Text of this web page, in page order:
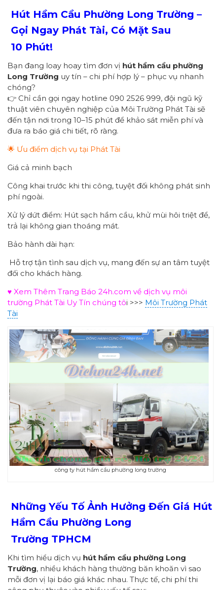
Hút Hầm Cầu Phường Long Trường –
Gọi Ngay Phát Tài, Có Mặt Sau
10 Phút!
Bạn đang loay hoay tìm đơn vị hút hầm cầu phường
Long Trường uy tín – chi phí hợp lý – phục vụ nhanh
chóng?
👉 Chỉ cần gọi ngay hotline 090 2526 999, đội ngũ kỹ
thuật viên chuyên nghiệp của Môi Trường Phát Tài sẽ
đến tận nơi trong 10–15 phút để khảo sát miễn phí và
đưa ra báo giá chi tiết, rõ ràng.
🌟 Ưu điểm dịch vụ tại Phát Tài
Giá cả minh bạch
Công khai trước khi thi công, tuyệt đối không phát sinh
phí ngoài.
Xử lý dứt điểm: Hút sạch hầm cầu, khử mùi hôi triệt để,
trả lại không gian thoáng mát.
Bảo hành dài hạn:
Hỗ trợ tận tình sau dịch vụ, mang đến sự an tâm tuyệt
đối cho khách hàng.
♥ Xem Thêm Trang Báo 24h.com về dịch vụ môi
trường Phát Tài Uy Tín chúng tôi >>> Môi Trường Phát
Tài
công ty hút hầm cầu phường long trường
Những Yếu Tố Ảnh Hưởng Đến Giá Hút
Hầm Cầu Phường Long
Trường TPHCM
Khi tìm hiểu dịch vụ hút hầm cầu phường Long
Trường, nhiều khách hàng thường băn khoăn vì sao
mỗi đơn vị lại báo giá khác nhau. Thực tế, chi phí thi